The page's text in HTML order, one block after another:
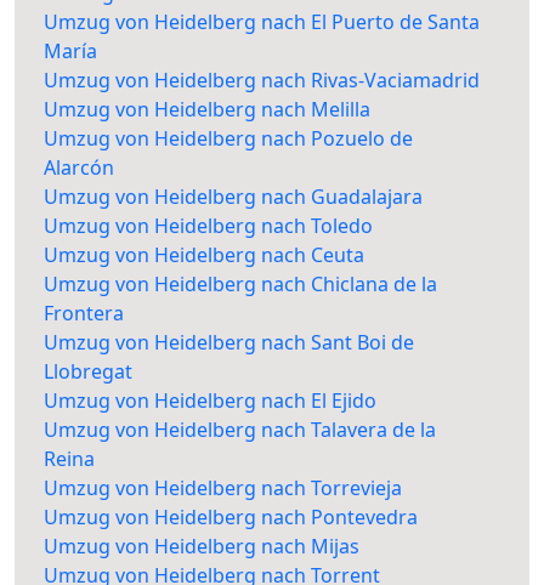
Umzug von Heidelberg nach El Puerto de Santa
María
Umzug von Heidelberg nach Rivas-Vaciamadrid
Umzug von Heidelberg nach Melilla
Umzug von Heidelberg nach Pozuelo de
Alarcón
Umzug von Heidelberg nach Guadalajara
Umzug von Heidelberg nach Toledo
Umzug von Heidelberg nach Ceuta
Umzug von Heidelberg nach Chiclana de la
Frontera
Umzug von Heidelberg nach Sant Boi de
Llobregat
Umzug von Heidelberg nach El Ejido
Umzug von Heidelberg nach Talavera de la
Reina
Umzug von Heidelberg nach Torrevieja
Umzug von Heidelberg nach Pontevedra
Umzug von Heidelberg nach Mijas
Umzug von Heidelberg nach Torrent